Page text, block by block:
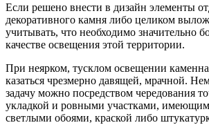
Если решено внести в дизайн элементы
декоративного камня либо целиком
учитывать, что необходимо значительно
качестве освещения этой территории.
При неярком, тусклом освещении
казаться чрезмерно давящей, мрачной.
задачу можно посредством чередования
укладкой и ровными участками,
светлыми обоями, краской либо